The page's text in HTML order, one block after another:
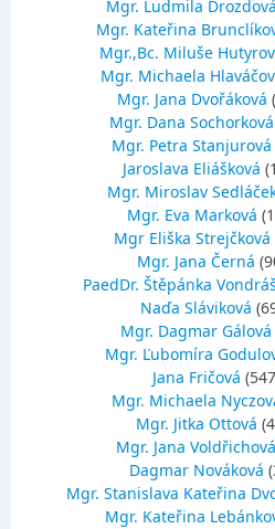
Mgr. Ludmila Drozdová
Mgr. Kateřina
Mgr.,Bc. Miluše
Mgr. Michaela
Mgr. Jana Dvořáková
Mgr. Dana Sochorková
Mgr. Petra Stanjurová
Jaroslava Eliášková
Mgr. Miroslav
Mgr. Eva Marková
Mgr Eliška Strejčková
Mgr. Jana Černá
PaedDr. Štěpánka
Naďa Sláviková
Mgr. Dagmar Gálová
Mgr. Ľubomíra
Jana Fričová
Mgr. Michaela
Mgr. Jitka Ottová
Mgr. Jana Voldřichová
Dagmar Nováková
Mgr. Stanislava Kateřina
Mgr. Kateřina